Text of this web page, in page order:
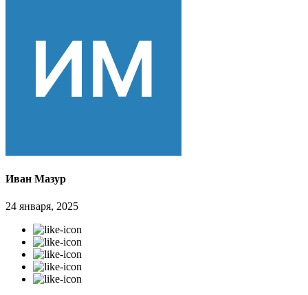
Иван Мазур
24 января, 2025